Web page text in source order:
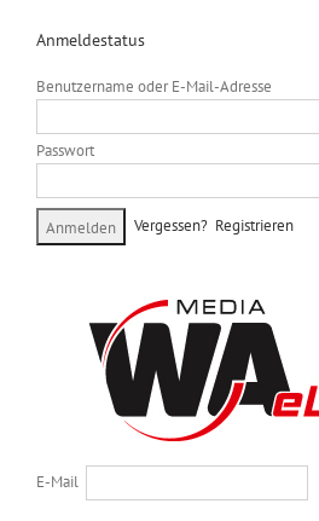
Anmeldestatus
Benutzername oder E-Mail-Adresse
Passwort
Vergessen? Registrieren
E-Mail